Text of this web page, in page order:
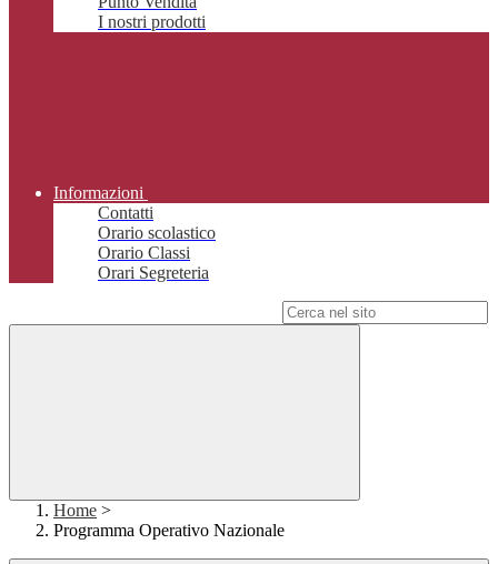
I nostri prodotti
Informazioni
Contatti
Orario scolastico
Orario Classi
Orari Segreteria
Home >
Programma Operativo Nazionale